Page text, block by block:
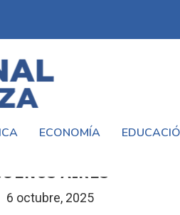
ECONOMÍA
AIRES
6 octubre, 2025